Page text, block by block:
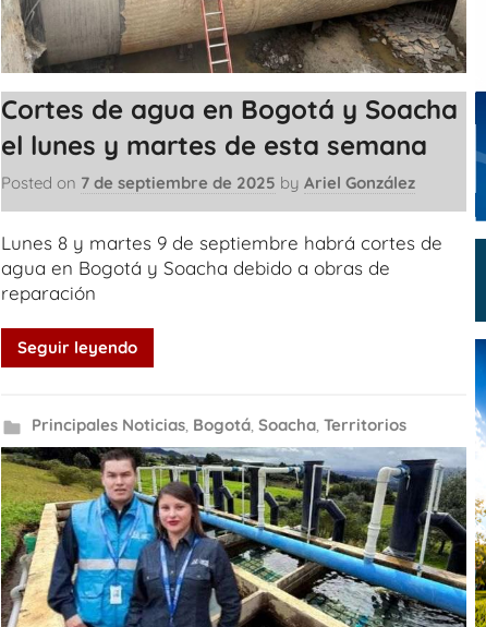
Cortes de agua en Bogotá y Soacha
el lunes y martes de esta semana
Posted on 7 de septiembre de 2025 byAriel González
Lunes 8 y martes 9 de septiembre habrá cortes de
agua en Bogotá y Soacha debido a obras de
reparación
Seguir leyendo
Principales Noticias, Bogotá, Soacha, Territorios